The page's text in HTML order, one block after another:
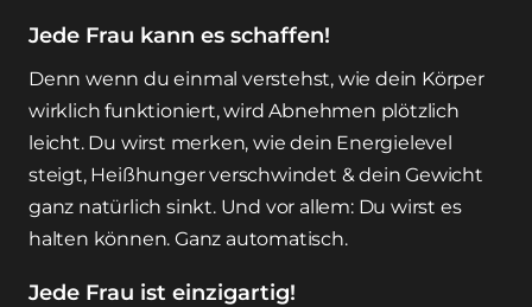
Jede Frau kann es schaffen!
Denn wenn du einmal verstehst, wie dein Körper
wirklich funktioniert, wird Abnehmen plötzlich
leicht. Du wirst merken, wie dein Energielevel
steigt, Heißhunger verschwindet & dein Gewicht
ganz natürlich sinkt. Und vor allem: Du wirst es
halten können. Ganz automatisch.
Jede Frau ist einzigartig!